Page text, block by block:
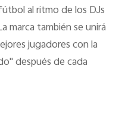
al ritmo de los DJs
marca también se unirá
jugadores con la
después de cada